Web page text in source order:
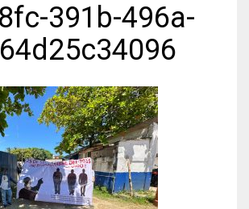
391b-496a-